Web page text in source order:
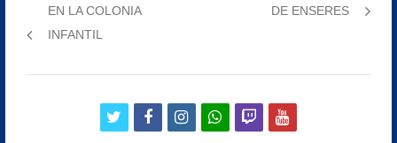
entradas
post:
EN LA COLONIA
INFANTIL
DE ENSERES
twitterfacebookinstagramwhatsapp
twitchyoutube